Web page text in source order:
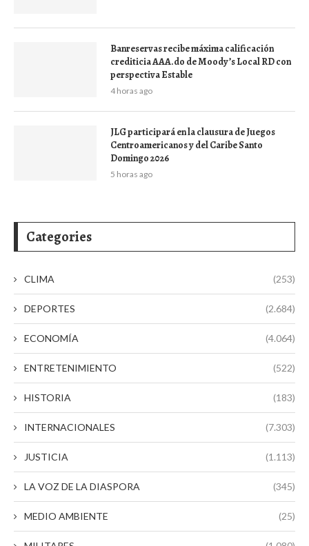
Banreservas recibe máxima calificación
crediticia AAA.do de Moody’s Local RD con
perspectiva Estable
4 horas ago
JLG participará en la clausura de Juegos
Centroamericanos y del Caribe Santo
Domingo 2026
5 horas ago
Categories
CLIMA (253)
DEPORTES (2.684)
ECONOMÍA (4.064)
ENTRETENIMIENTO (522)
HISTORIA (183)
INTERNACIONALES (7.303)
JUSTICIA (1.113)
LA VOZ DE LA DIASPORA (345)
MEDIO AMBIENTE (25)